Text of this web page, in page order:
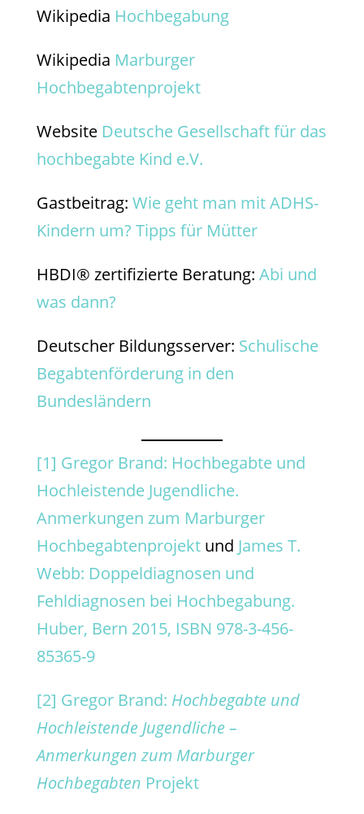
Wikipedia Hochbegabung
Wikipedia Marburger
Hochbegabtenprojekt
Website Deutsche Gesellschaft für das
hochbegabte Kind e.V.
Gastbeitrag: Wie geht man mit ADHS-
Kindern um? Tipps für Mütter
HBDI® zertifizierte Beratung: Abi und
was dann?
Deutscher Bildungsserver: Schulische
Begabtenförderung in den
Bundesländern
[1] Gregor Brand: Hochbegabte und
Hochleistende Jugendliche.
Anmerkungen zum Marburger
Hochbegabtenprojektund James T.
Webb: Doppeldiagnosen und
Fehldiagnosen bei Hochbegabung.
Huber, Bern 2015, ISBN 978-3-456-
85365-9
[2] Gregor Brand: Hochbegabte und
Hochleistende Jugendliche –
Anmerkungen zum Marburger
Hochbegabten Projekt